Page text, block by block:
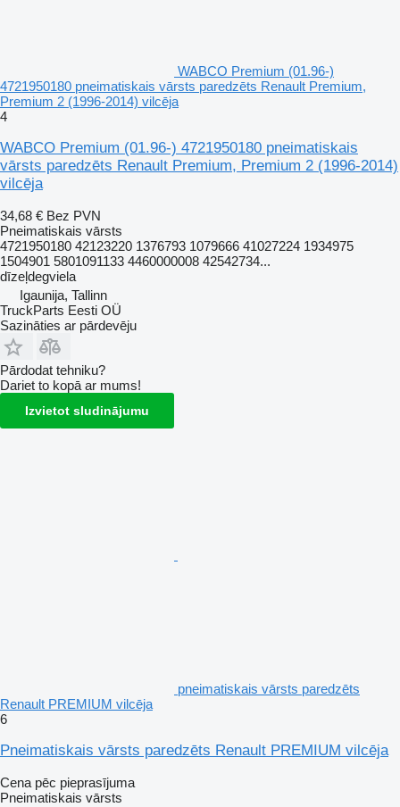
WABCO Premium (01.96-)
4721950180 pneimatiskais vārsts paredzēts Renault Premium,
Premium 2 (1996-2014) vilcēja
4
WABCO Premium (01.96-) 4721950180 pneimatiskais
vārsts paredzēts Renault Premium, Premium 2 (1996-2014)
vilcēja
34,68 € Bez PVN
Pneimatiskais vārsts
4721950180 42123220 1376793 1079666 41027224 1934975
1504901 5801091133 4460000008 42542734...
dīzeļdegviela
Igaunija, Tallinn
TruckParts Eesti OÜ
Sazināties ar pārdevēju
Pārdodat tehniku?
Dariet to kopā ar mums!
Izvietot sludinājumu
pneimatiskais vārsts paredzēts
Renault PREMIUM vilcēja
6
Pneimatiskais vārsts paredzēts Renault PREMIUM vilcēja
Cena pēc pieprasījuma
Pneimatiskais vārsts